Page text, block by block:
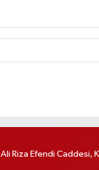
Ali Riza Efendi Caddesi,